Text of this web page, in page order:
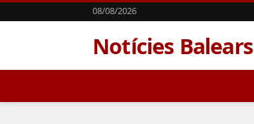
08/08/2026
Notícies Balears